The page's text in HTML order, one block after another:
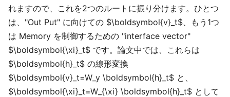
れますので、これを2つのルートに振り分けます。ひとつ
は、"Out Put" に向けての $\boldsymbol{v}_t$、もう1つ
は Memory を制御するための "interface vector"
$\boldsymbol{\xi}_t$ です。論文中では、これらは
$\boldsymbol{h}_t$ の線形変換
$\boldsymbol{v}_t=W_y \boldsymbol{h}_t$ と、
$\boldsymbol{\xi}_t=W_{\xi} \boldsymbol{h}_t$ として